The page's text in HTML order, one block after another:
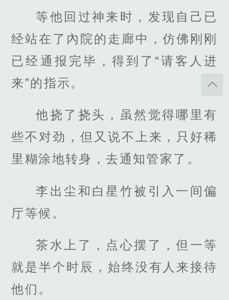
等他回过神来时，发现自己已
经站在了內院的走廊中，仿佛刚刚
已经通报完毕，得到了“请客人进
来”的指示。
他挠了挠头，虽然觉得哪里有
些不对劲，但又说不上来，只好稀
里糊涂地转身，去通知管家了。
李出尘和白星竹被引入一间偏
厅等候。
茶水上了，点心摆了，但一等
就是半个时辰，始终没有人来接待
他们。